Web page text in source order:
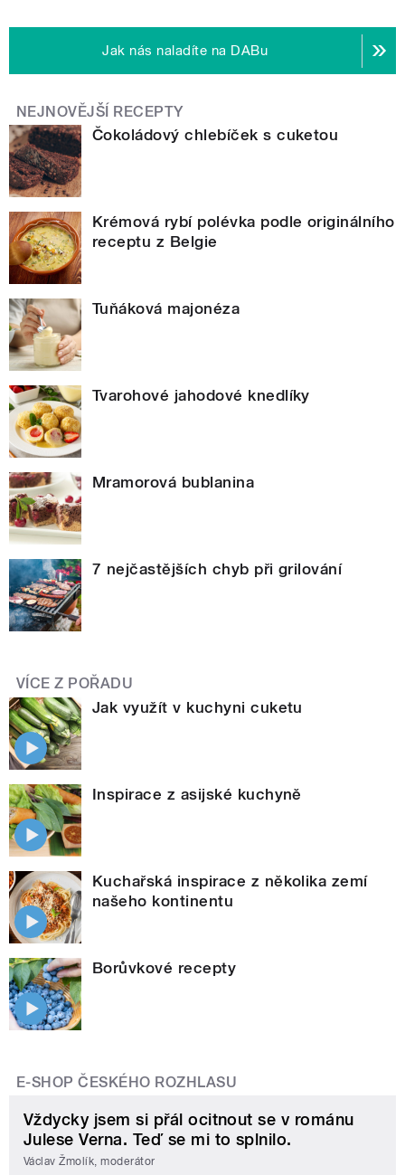
Jak nás naladíte na DABu
NEJNOVĚJŠÍ RECEPTY
Čokoládový chlebíček s cuketou
Krémová rybí polévka podle originálního
receptu z Belgie
Tuňáková majonéza
Tvarohové jahodové knedlíky
Mramorová bublanina
7 nejčastějších chyb při grilování
VÍCE Z POŘADU
Jak využít v kuchyni cuketu
Inspirace z asijské kuchyně
Kuchařská inspirace z několika zemí
našeho kontinentu
Borůvkové recepty
E-SHOP ČESKÉHO ROZHLASU
Vždycky jsem si přál ocitnout se v románu
Julese Verna. Teď se mi to splnilo.
Václav Žmolík, moderátor